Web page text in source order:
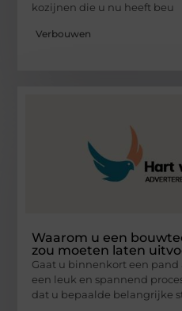
kozijnen die u nu heeft beu
Verbouwen
Waarom u een
zou moeten laten
Gaat u binnenkort een pand
een leuk en spannend
dat u bepaalde belangrijke